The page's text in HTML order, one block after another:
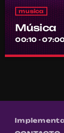
musica
Música
00:10 -
Música